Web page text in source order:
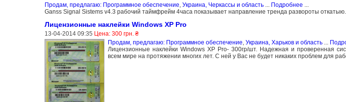
Продам, предлагаю: Программное обеспечение Украина, Черкассы и область... Подробнее
Ganss Signal Sistems v4.3 рабочий таймфрейм 4часа показывает направление тренда развороты откатыю.
Лицензионные наклейки Windows XP Pro
13-04-2014 09:35 Цена: 300 грн. ₴
Продам, предлагаю: Программное обеспечение Украина, Харьков и область...
Лицензионные наклейки Windows XP Pro- 300гр/шт. Надежная и проверенная
всем мире на протяжении многих лет. С ней у Вас не будет никаких проблем для